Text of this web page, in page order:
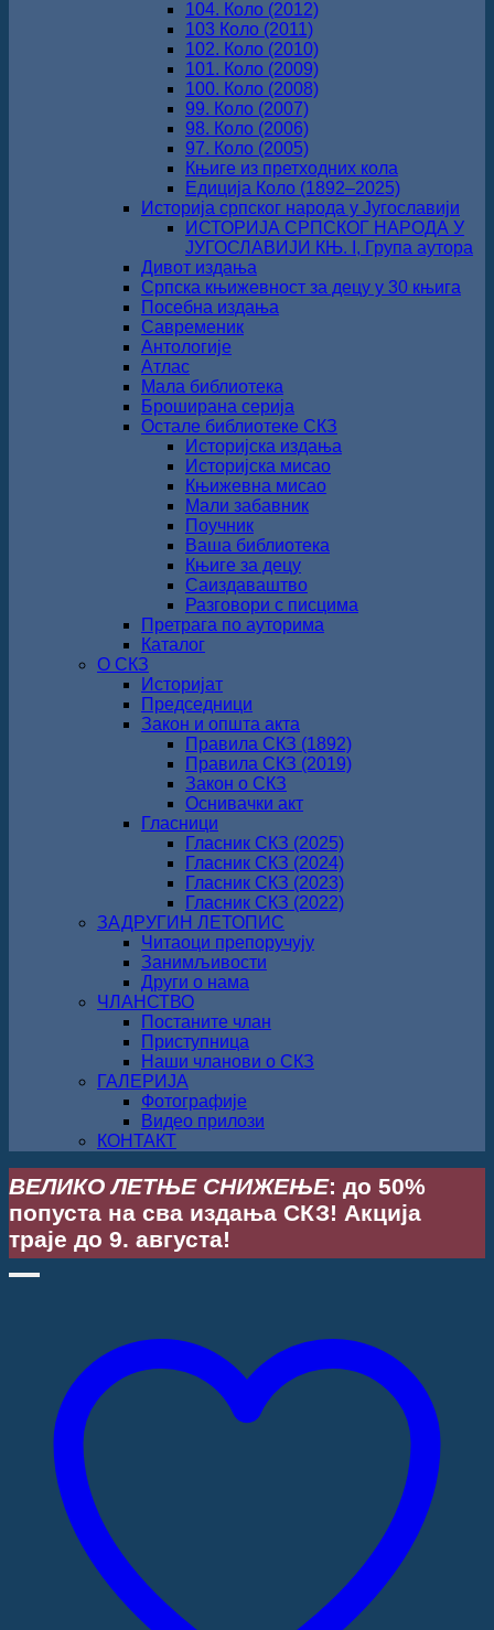
104. Коло (2012)
103 Коло (2011)
102. Коло (2010)
101. Коло (2009)
100. Коло (2008)
99. Коло (2007)
98. Коло (2006)
97. Коло (2005)
Књиге из претходних кола
Едиција Коло (1892‒2025)
Историја српског народа у Југославији
ИСТОРИЈА СРПСКОГ НАРОДА У
ЈУГОСЛАВИЈИ КЊ. I, Група аутора
Дивот издања
Српска књижевност за децу у 30 књига
Посебна издања
Савременик
Антологије
Атлас
Мала библиотека
Броширана серија
Остале библиотеке СКЗ
Историјска издања
Историјска мисао
Књижевна мисао
Мали забавник
Поучник
Ваша библиотека
Књиге за децу
Саиздаваштво
Разговори с писцима
Претрага по ауторима
Каталог
О СКЗ
Историјат
Председници
Закон и општа акта
Правила СКЗ (1892)
Правила СКЗ (2019)
Закон о СКЗ
Оснивачки акт
Гласници
Гласник СКЗ (2025)
Гласник СКЗ (2024)
Гласник СКЗ (2023)
Гласник СКЗ (2022)
ЗАДРУГИН ЛЕТОПИС
Читаоци препоручују
Занимљивости
Други о нама
ЧЛАНСТВО
Постаните члан
Приступница
Наши чланови о СКЗ
ГАЛЕРИЈА
Фотографије
Видео прилози
КОНТАКТ
ВЕЛИКО ЛЕТЊЕ СНИЖЕЊЕ: до 50%
попуста на сва издања СКЗ! Акција
траје до 9. августа!